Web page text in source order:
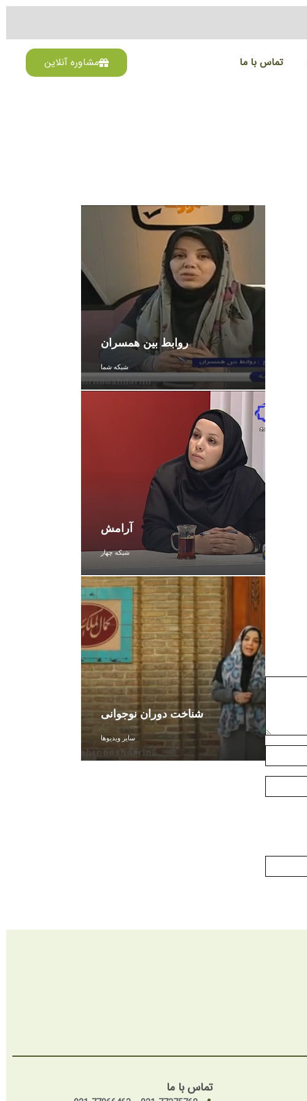
تماس با ما مشاوره آنلاین
روابط بین همسران
شبکه شما
آرامش
شبکه چهار
شناخت دوران نوجوانی
سایر ویدیوها
تماس با ما